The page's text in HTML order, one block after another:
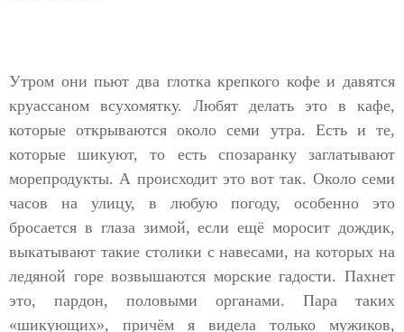
Утром они пьют два глотка крепкого кофе и давятся
круассаном всухомятку. Любят делать это в кафе,
которые открываются около семи утра. Есть и те,
которые шикуют, то есть спозаранку заглатывают
морепродукты. А происходит это вот так. Около семи
часов на улицу, в любую погоду, особенно это
бросается в глаза зимой, если ещё моросит дождик,
выкатывают такие столики с навесами, на которых на
ледяной горе возвышаются морские гадости. Пахнет
это, пардон, половыми органами. Пара таких
«шикующих», причём я видела только мужиков,